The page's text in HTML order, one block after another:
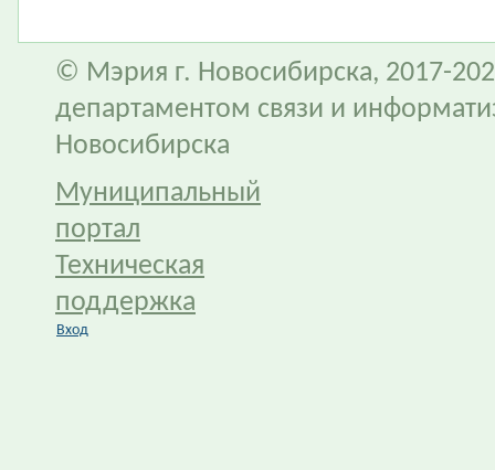
© Мэрия г. Новосибирска, 2017-
департаментом связи и
Новосибирска
Муниципальный
портал
Техническая
поддержка
Вход